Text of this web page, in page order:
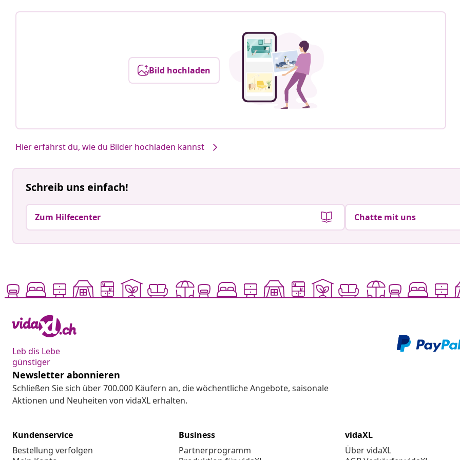
Bild hochladen
Hier erfährst du, wie du Bilder hochladen kannst
Schreib uns einfach!
Zum Hilfecenter Chatte mit uns
Leb dis Lebe
günstiger
Newsletter abonnieren
Schließen Sie sich über 700.000 Käufern an, die wöchentliche Angebote, saisonale
Aktionen und Neuheiten von vidaXL erhalten.
Kundenservice
Bestellung verfolgen
Business
Partnerprogramm
vidaXL
Über vidaXL